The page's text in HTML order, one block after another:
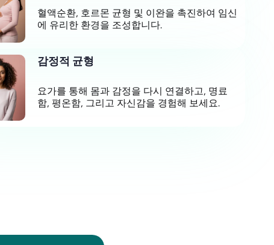
혈액순환, 호르몬 균형 및 이완을 촉진하여 임신
에 유리한 환경을 조성합니다.
감정적 균형
요가를 통해 몸과 감정을 다시 연결하고, 명료
함, 평온함, 그리고 자신감을 경험해 보세요.